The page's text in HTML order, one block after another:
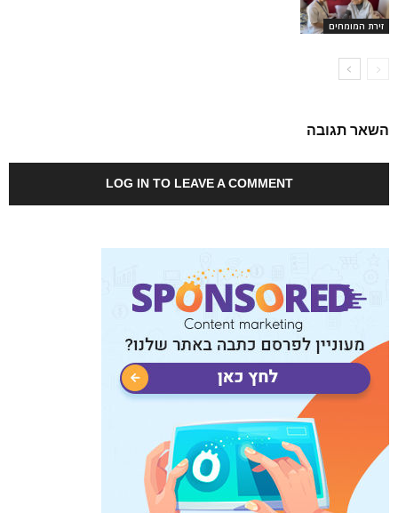
זירת המומחים
השאר תגובה
LOG IN TO LEAVE A COMMENT